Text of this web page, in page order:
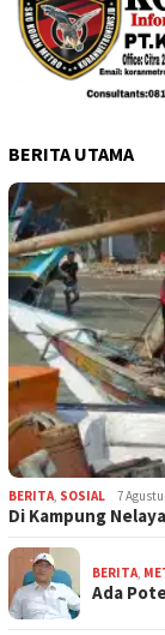
BERITA UTAMA
BERITA, SOSIAL 7
Di Kampung
BERITA,
Ada